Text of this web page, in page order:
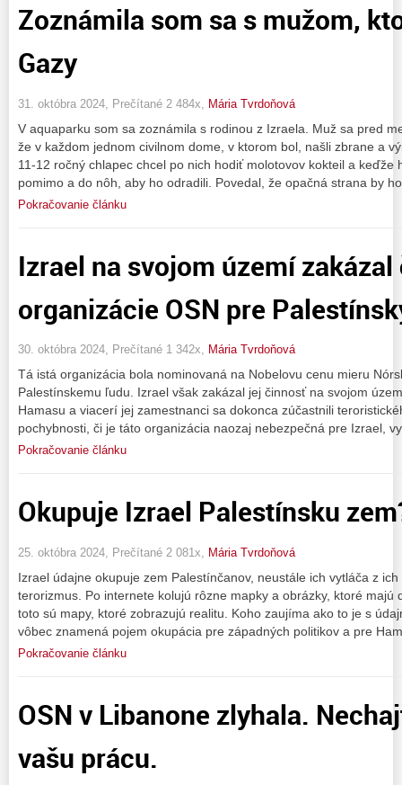
Zoznámila som sa s mužom,
Gazy
31. októbra 2024, Prečítané 2 484x, Mária Tvrdoňová
V aquaparku som sa zoznámila s rodinou z Izraela. Muž sa pred
že v každom jednom civilnom dome, v ktorom bol, našli zbrane a
11-12 ročný chlapec chcel po nich hodiť molotovov kokteil a keďže
pomimo a do nôh, aby ho odradili. Povedal, že opačná strana by
Pokračovanie článku
Izrael na svojom území
organizácie OSN pre
30. októbra 2024, Prečítané 1 342x, Mária Tvrdoňová
Tá istá organizácia bola nominovaná na Nobelovu cenu mieru
Palestínskemu ľudu. Izrael však zakázal jej činnosť na svojom
Hamasu a viacerí jej zamestnanci sa dokonca zúčastnili
pochybnosti, či je táto organizácia naozaj nebezpečná pre Izrael,
Pokračovanie článku
Okupuje Izrael Palestínsku
25. októbra 2024, Prečítané 2 081x, Mária Tvrdoňová
Izrael údajne okupuje zem Palestínčanov, neustále ich vytláča z
terorizmus. Po internete kolujú rôzne mapky a obrázky, ktoré majú
toto sú mapy, ktoré zobrazujú realitu. Koho zaujíma ako to je s
vôbec znamená pojem okupácia pre západných politikov a pre
Pokračovanie článku
OSN v Libanone zlyhala.
vašu prácu.